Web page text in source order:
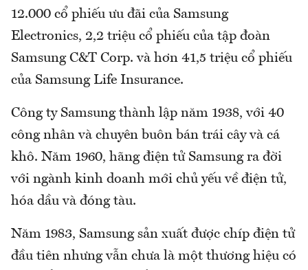
12.000 cổ phiếu ưu đãi của Samsung
Electronics, 2,2 triệu cổ phiếu của tập đoàn
Samsung C&T Corp. và hơn 41,5 triệu cổ phiếu
của Samsung Life Insurance.
Công ty Samsung thành lập năm 1938, với 40
công nhân và chuyên buôn bán trái cây và cá
khô. Năm 1960, hãng điện tử Samsung ra đời
với ngành kinh doanh mới chủ yếu về điện tử,
hóa dầu và đóng tàu.
Năm 1983, Samsung sản xuất được chíp điện tử
đầu tiên nhưng vẫn chưa là một thương hiệu có